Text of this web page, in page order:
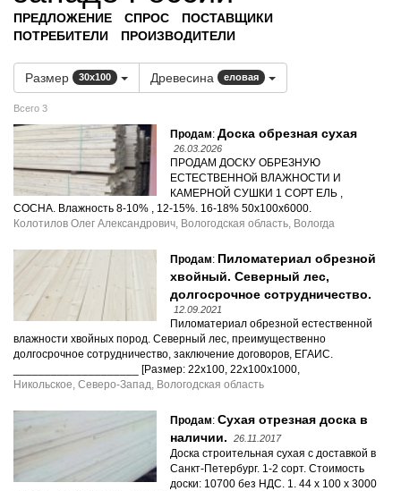
ПРЕДЛОЖЕНИЕ СПРОС
ПОСТАВЩИКИ
ПОТРЕБИТЕЛИ
ПРОИЗВОДИТЕЛИ
Размер 30х100 Древесина еловая
Всего 3
Продам: Доска обрезная сухая
26.03.2026
ПРОДАМ ДОСКУ ОБРЕЗНУЮ
ЕСТЕСТВЕННОй ВЛАЖНОСТИ И
КАМЕРНОЙ СУШКИ 1 СОРТ ЕЛЬ ,
СОСНА. Влажность 8-10% , 12-15%. 16-18% 50х100х6000.
Колотилов Олег Александрович, Вологодская область, Вологда
Продам: Пиломатериал обрезной
хвойный. Северный лес,
долгосрочное сотрудничество.
12.09.2021
Пиломатериал обрезной естественной
влажности хвойных пород. Северный лес, преимущественно
долгосрочное сотрудничество, заключение договоров, ЕГАИС.
____________________ [Размер: 22x100, 22x100x1000,
Никольское, Северо-Запад, Вологодская область
Продам: Сухая отрезная доска в
наличии.
26.11.2017
Доска строительная сухая с доставкой в
Санкт-Петербург. 1-2 сорт. Стоимость
доски: 10700 без НДС. 1. 44 х 100 х 3000